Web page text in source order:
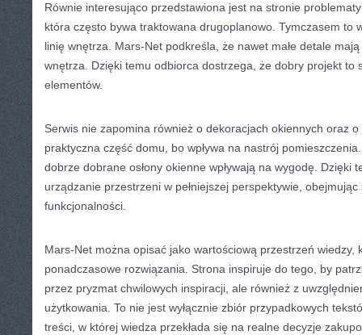
Równie interesująco przedstawiona jest na stronie
która często bywa traktowana drugoplanowo. Tymczasem to
linię wnętrza. Mars-Net podkreśla, że nawet małe detale mają
wnętrza. Dzięki temu odbiorca dostrzega, że dobry projekt to
elementów.
Serwis nie zapomina również o dekoracjach okiennych oraz
praktyczna część domu, bo wpływa na nastrój
dobrze dobrane osłony okienne wpływają na wygodę. Dzięki
urządzanie przestrzeni w pełniejszej perspektywie,
funkcjonalności.
Mars-Net można opisać jako wartościową przestrzeń wiedzy,
ponadczasowe rozwiązania. Strona inspiruje do tego, by
przez pryzmat chwilowych inspiracji, ale również z
użytkowania. To nie jest wyłącznie zbiór przypadkowych
treści, w której wiedza przekłada się na realne decyzje